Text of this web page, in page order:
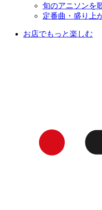
旬のアニソンを
定番曲・盛り上
お店でもっと楽しむ